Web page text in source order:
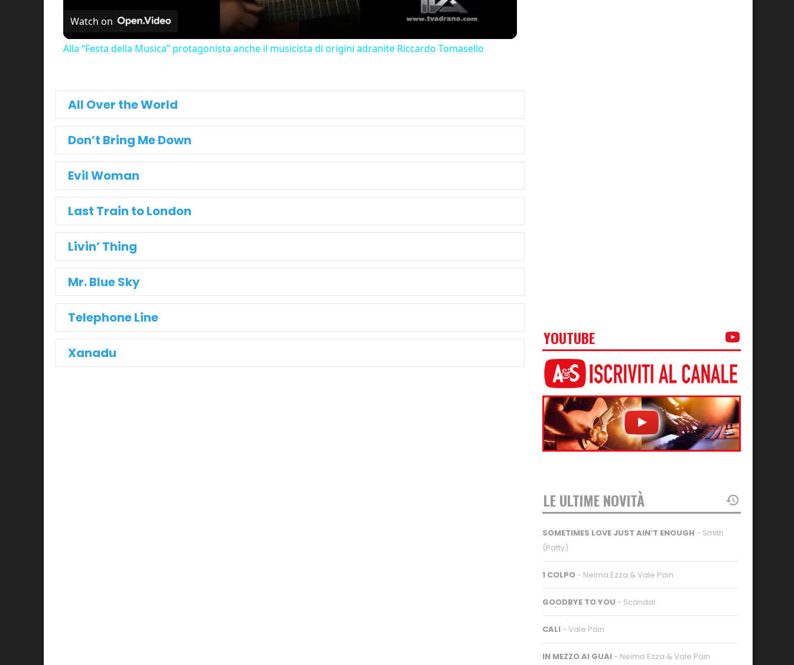
Watch on
Alla “Festa della Musica” protagonista anche il musicista di origini adranite Riccardo Tomasello
All Over the World
Don’t Bring Me Down
Evil Woman
Last Train to London
Livin’ Thing
Mr. Blue Sky
Telephone Line
Xanadu
YOUTUBE
LE ULTIME NOVITÀ
SOMETIMES LOVE JUST AIN’T ENOUGH - Smith
(Patty)
1 COLPO - Neima Ezza & Vale Pain
GOODBYE TO YOU - Scandal
CALI - Vale Pain
IN MEZZO AI GUAI - Neima Ezza & Vale Pain